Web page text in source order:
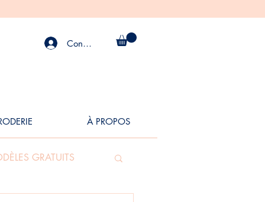
Connexion
À PROPOS
GRATUITS